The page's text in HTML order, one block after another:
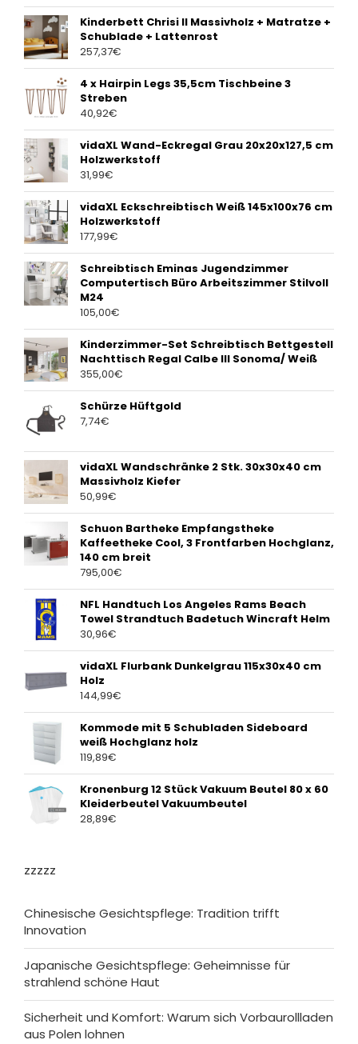
Kinderbett Chrisi II Massivholz + Matratze +
Schublade + Lattenrost
257,37€
4 x Hairpin Legs 35,5cm Tischbeine 3
Streben
40,92€
vidaXL Wand-Eckregal Grau 20x20x127,5 cm
Holzwerkstoff
31,99€
vidaXL Eckschreibtisch Weiß 145x100x76 cm
Holzwerkstoff
177,99€
Schreibtisch Eminas Jugendzimmer
Computertisch Büro Arbeitszimmer Stilvoll
M24
105,00€
Kinderzimmer-Set Schreibtisch Bettgestell
Nachttisch Regal Calbe III Sonoma/ Weiß
355,00€
Schürze Hüftgold
7,74€
vidaXL Wandschränke 2 Stk. 30x30x40 cm
Massivholz Kiefer
50,99€
Schuon Bartheke Empfangstheke
Kaffeetheke Cool, 3 Frontfarben Hochglanz,
140 cm breit
795,00€
NFL Handtuch Los Angeles Rams Beach
Towel Strandtuch Badetuch Wincraft Helm
30,96€
vidaXL Flurbank Dunkelgrau 115x30x40 cm
Holz
144,99€
Kommode mit 5 Schubladen Sideboard
weiß Hochglanz holz
119,89€
Kronenburg 12 Stück Vakuum Beutel 80 x 60
Kleiderbeutel Vakuumbeutel
28,89€
zzzzz
Chinesische Gesichtspflege: Tradition trifft
Innovation
Japanische Gesichtspflege: Geheimnisse für
strahlend schöne Haut
Sicherheit und Komfort: Warum sich Vorbaurollladen
aus Polen lohnen